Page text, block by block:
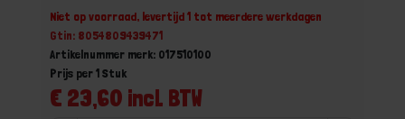
Niet op voorraad, levertijd 1 tot meerdere werkdagen
Gtin: 8054809439471
Artikelnummer merk: 017510100
€ 23,60 incl. BTW
Prijs per 1 Stuk